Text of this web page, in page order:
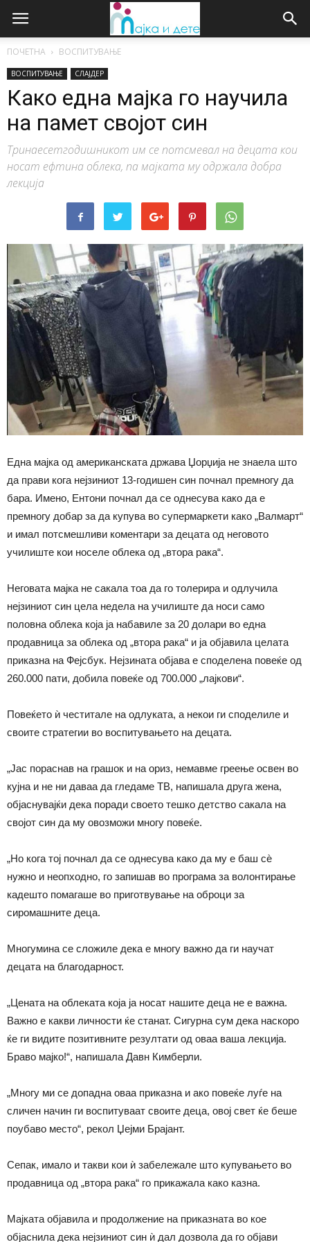
ПОЧЕТНА ВОСПИТУВАЊЕ
ВОСПИТУВАЊЕ СЛАЈДЕР
Како една мајка го научила
на памет својот син
Тринаесетгодишникот им се потсмевал на децата кои
носат ефтина облека, па мајката му одржала добра
лекција
Една мајка од американската држава Џорџија не знаела што
да прави кога нејзиниот 13-годишен син почнал премногу да
бара. Имено, Ентони почнал да се однесува како да е
премногу добар за да купува во супермаркети како „Валмарт“
и имал потсмешливи коментари за децата од неговото
училиште кои носеле облека од „втора рака“.
Неговата мајка не сакала тоа да го толерира и одлучила
нејзиниот син цела недела на училиште да носи само
половна облека која ја набавиле за 20 долари во една
продавница за облека од „втора рака“ и ја објавила целата
приказна на Фејсбук. Нејзината објава е споделена повеќе од
260.000 пати, добила повеќе од 700.000 „лајкови“.
Повеќето ѝ честитале на одлуката, а некои ги споделиле и
своите стратегии во воспитувањето на децата.
„Јас пораснав на грашок и на ориз, немавме греење освен во
кујна и не ни даваа да гледаме ТВ, напишала друга жена,
објаснувајќи дека поради своето тешко детство сакала на
својот син да му овозможи многу повеќе.
„Но кога тој почнал да се однесува како да му е баш сѐ
нужно и неопходно, го запишав во програма за волонтирање
кадешто помагаше во приготвување на оброци за
сиромашните деца.
Многумина се сложиле дека е многу важно да ги научат
децата на благодарност.
„Цената на облеката која ја носат нашите деца не е важна.
Важно е какви личности ќе станат. Сигурна сум дека наскоро
ќе ги видите позитивните резултати од оваа ваша лекција.
Браво мајко!“, напишала Давн Кимберли.
„Многу ми се допадна оваа приказна и ако повеќе луѓе на
сличен начин ги воспитуваат своите деца, овој свет ќе беше
поубаво место“, рекол Џејми Брајант.
Сепак, имало и такви кои ѝ забележале што купувањето во
продавница од „втора рака“ го прикажала како казна.
Мајката објавила и продолжение на приказната во кое
објаснила дека нејзиниот син ѝ дал дозвола да го објави